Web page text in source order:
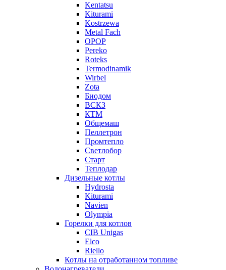
Kentatsu
Kiturami
Kostrzewa
Metal Fach
OPOP
Pereko
Roteks
Termodinamik
Wirbel
Zota
Биодом
ВСКЗ
КТМ
Общемаш
Пеллетрон
Промтепло
Светлобор
Старт
Теплодар
Дизельные котлы
Hydrosta
Kiturami
Navien
Olympia
Горелки для котлов
CIB Unigas
Elco
Riello
Котлы на отработанном топливе